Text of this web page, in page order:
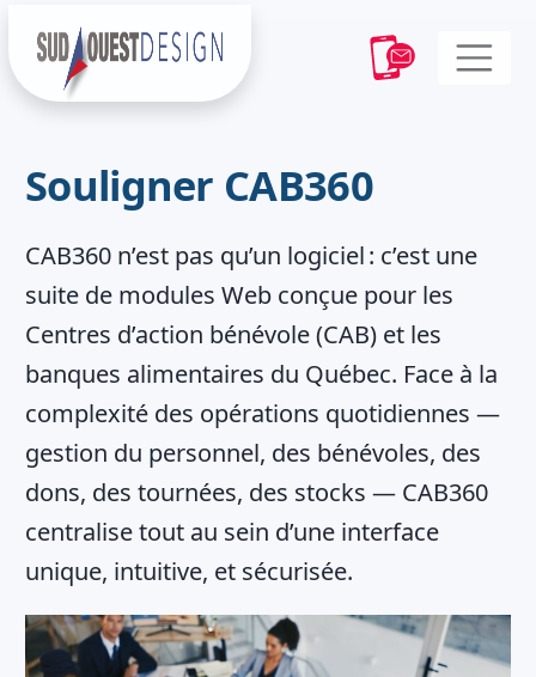
Souligner CAB360
CAB360 n’est pas qu’un logiciel : c’est une
suite de modules Web conçue pour les
Centres d’action bénévole (CAB) et les
banques alimentaires du Québec. Face à la
complexité des opérations quotidiennes —
gestion du personnel, des bénévoles, des
dons, des tournées, des stocks — CAB360
centralise tout au sein d’une interface
unique, intuitive, et sécurisée.